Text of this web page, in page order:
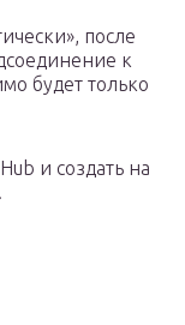
после
к
будет только
и создать на